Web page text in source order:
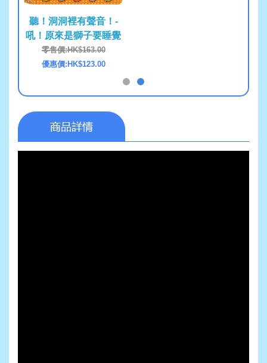
聽！洞洞裡有聲音！-
吼！原來是獅子要睡覺
零售價:HK$163.00
優惠價:HK$123.00